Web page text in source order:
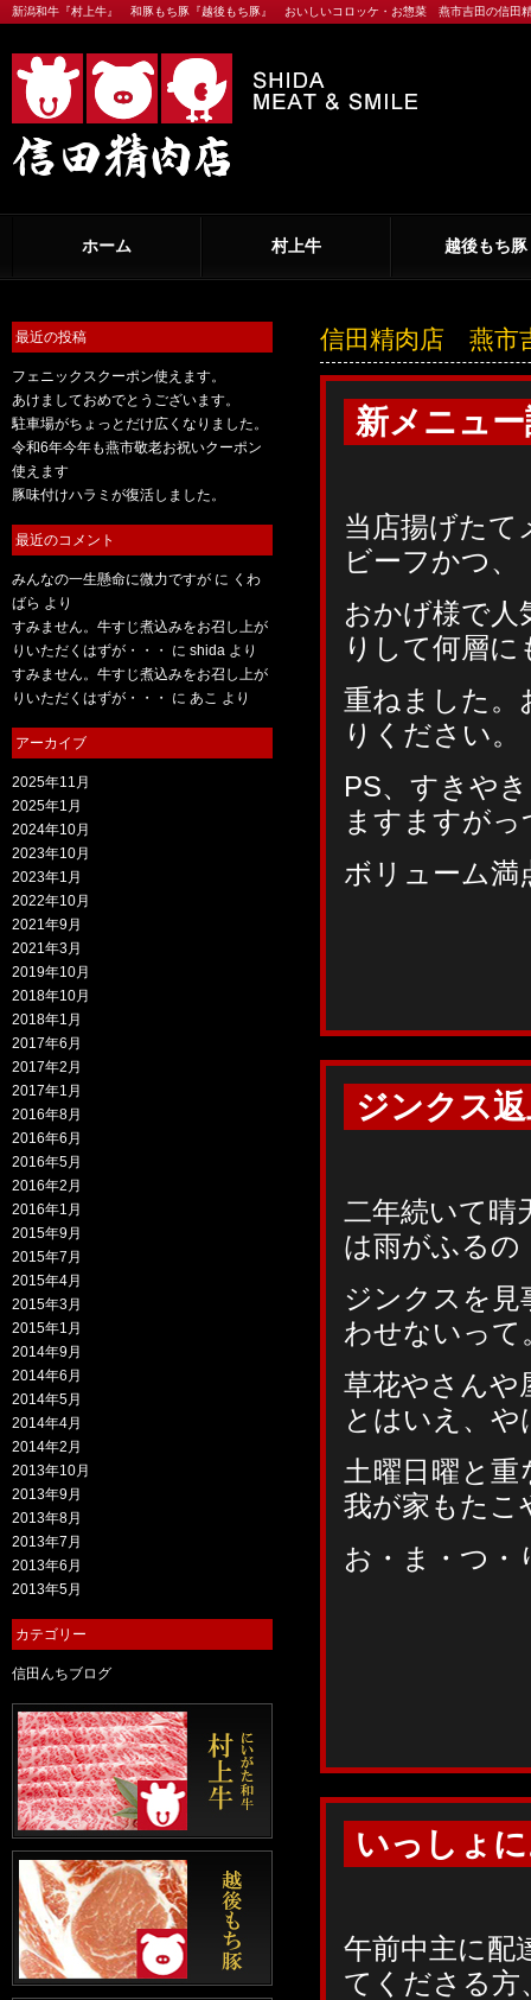
新潟和牛『村上牛』 和豚もち豚『越後もち豚』 おいしいコロッケ・お惣菜 燕市吉田の信田
ホーム 村上牛 越後もち豚
信田精肉店 燕市
新メニュ
当店揚げた
ビーフかつ、
おかげ様で人
りして何層に
重ねました。
りください。
PS、すきや
ますますがっ
ボリューム満
ジンクス
二年続いて晴
は雨がふるの
ジンクスを
わせないって
草花やさんや
とはいえ、や
土曜日曜と
我が家もたこ
お・ま・つ
いっしょ
午前中主に配
てくださる方
最近の投稿
フェニックスクーポン使えます。
あけましておめでとうございます。
駐車場がちょっとだけ広くなりました。
令和6年今年も燕市敬老お祝いクーポン
使えます
豚味付けハラミが復活しました。
最近のコメント
みんなの一生懸命に微力ですが に くわ
ばら より
すみません。牛すじ煮込みをお召し上が
りいただくはずが・・・
に shida より
すみません。牛すじ煮込みをお召し上が
りいただくはずが・・・
に あこ より
アーカイブ
2025年11月
2025年1月
2024年10月
2023年10月
2023年1月
2022年10月
2021年9月
2021年3月
2019年10月
2018年10月
2018年1月
2017年6月
2017年2月
2017年1月
2016年8月
2016年6月
2016年5月
2016年2月
2016年1月
2015年9月
2015年7月
2015年4月
2015年3月
2015年1月
2014年9月
2014年6月
2014年5月
2014年4月
2014年2月
2013年10月
2013年9月
2013年8月
2013年7月
2013年6月
2013年5月
カテゴリー
信田んちブログ